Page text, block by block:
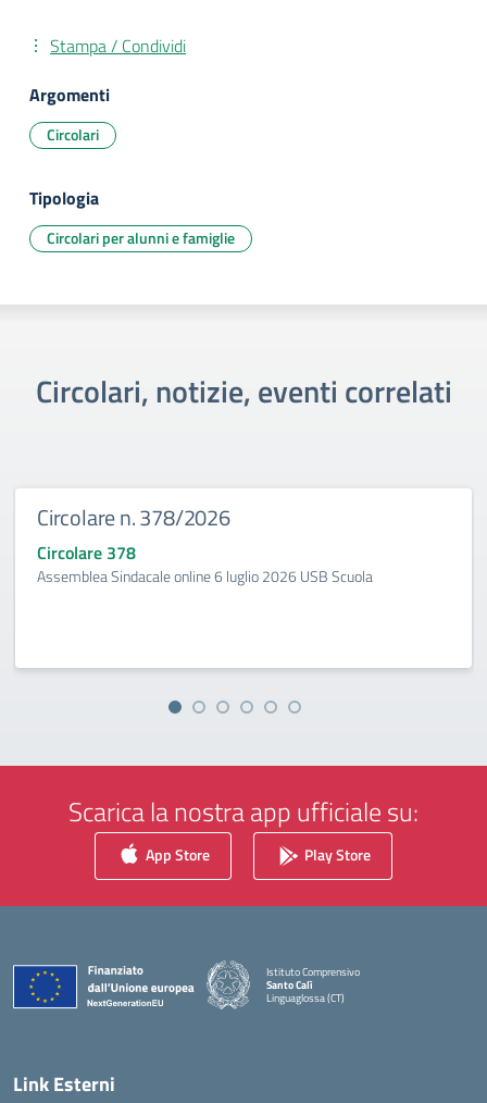
Stampa / Condividi
Argomenti
Circolari
Tipologia
Circolari per alunni e famiglie
Circolari, notizie, eventi correlati
Circolare n. 378/2026
Circolare 378
Assemblea Sindacale online 6 luglio 2026 USB Scuola
Scarica la nostra app ufficiale su:
App Store Play Store
Istituto Comprensivo
Santo Calì
Linguaglossa (CT)
— Visita la pagina iniziale della scuola
Link Esterni